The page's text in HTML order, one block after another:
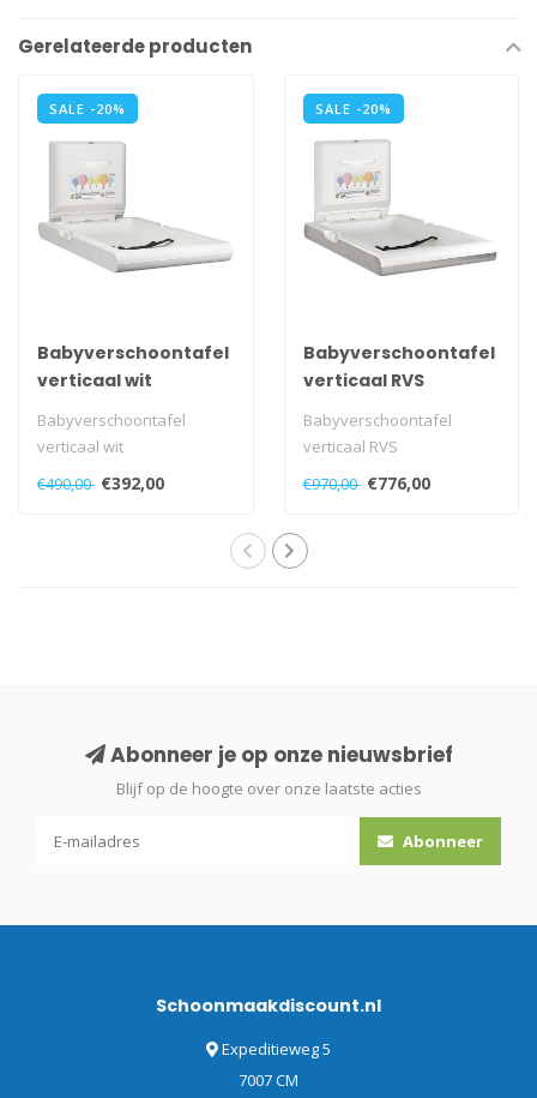
Gerelateerde producten
SALE -20%
Babyverschoontafel
verticaal wit
Babyverschoontafel
verticaal wit
€490,00 €392,00
SALE -20%
Babyverschoontafel
verticaal RVS
Babyverschoontafel
verticaal RVS
€970,00 €776,00
Abonneer je op onze nieuwsbrief
Blijf op de hoogte over onze laatste acties
Abonneer
Schoonmaakdiscount.nl
Expeditieweg 5
7007 CM